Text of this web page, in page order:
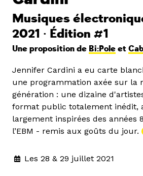
Musiques
2021 • Édition #1
Une proposition de Bi:Pole et
Jennifer Cardini a eu carte
une programmation axée sur la
génération : une dizaine
format public totalement inédit,
largement inspirées des années
l’EBM - remis aux goûts du jour.
Les 28 & 29 juillet 2021